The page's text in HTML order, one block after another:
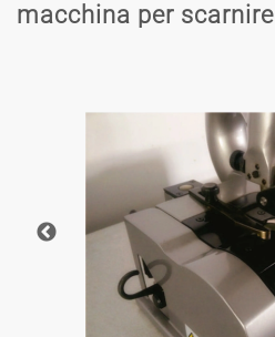
macchina per scarnire